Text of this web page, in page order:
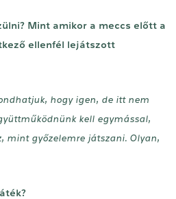
Mint amikor a meccs előtt a
ellenfél lejátszott
hogy igen, de itt nem
kell egymással,
mint győzelemre játszani. Olyan,